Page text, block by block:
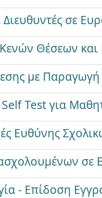
σε
Θέσεων και
με
Test για
Ευθύνης
σε
- Επίδοση